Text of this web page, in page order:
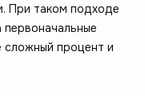
При таком подходе
сложный процент и